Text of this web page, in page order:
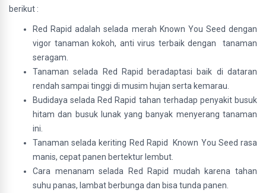
berikut :
Red Rapid adalah selada merah Known You Seed dengan
vigor tanaman kokoh, anti virus terbaik dengan tanaman
seragam.
Tanaman selada Red Rapid beradaptasi baik di dataran
rendah sampai tinggi di musim hujan serta kemarau.
Budidaya selada Red Rapid tahan terhadap penyakit busuk
hitam dan busuk lunak yang banyak menyerang tanaman
ini.
Tanaman selada keriting Red Rapid Known You Seed rasa
manis, cepat panen bertektur lembut.
Cara menanam selada Red Rapid mudah karena tahan
suhu panas, lambat berbunga dan bisa tunda panen.